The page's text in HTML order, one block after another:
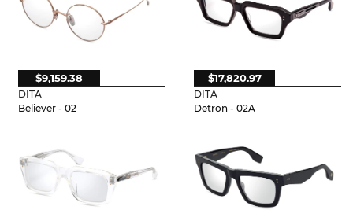
DITA
Believer - 02
$9,159.38
DITA
Detron - 02A
$17,820.97